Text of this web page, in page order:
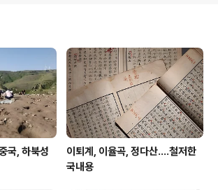
회의 때문입니다. 글은 어떤 형
성 언론 타이틀이 더는 저한테
나 직장 생활 제가 만 32년을 채
일 연합뉴스 입사 이전 1991년 1
입사했습니다. 30년이 넘으니
..
국, 하북성
이퇴계, 이율곡, 정다산....철저한
국내용